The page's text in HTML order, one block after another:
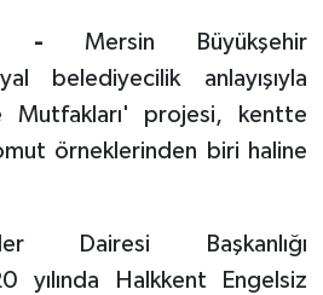
- Mersin Büyükşehir
belediyecilik anlayışıyla
Mutfakları' projesi, kentte
örneklerinden biri haline
Dairesi Başkanlığı
yılında Halkkent Engelsiz